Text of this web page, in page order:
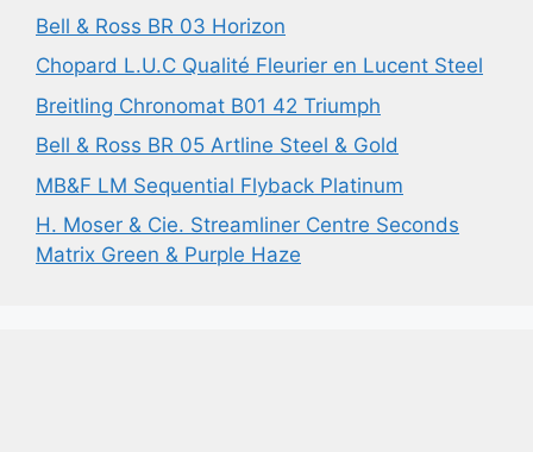
Bell & Ross BR 03 Horizon
Chopard L.U.C Qualité Fleurier en Lucent Steel
Breitling Chronomat B01 42 Triumph
Bell & Ross BR 05 Artline Steel & Gold
MB&F LM Sequential Flyback Platinum
H. Moser & Cie. Streamliner Centre Seconds
Matrix Green & Purple Haze